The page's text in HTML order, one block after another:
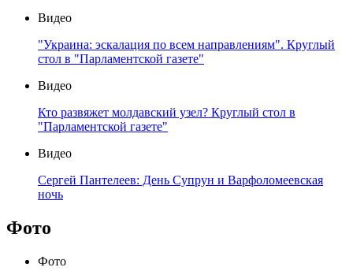
Видео
"Украина: эскалация по всем направлениям". Круглый
стол в "Парламентской газете"
Видео
Кто развяжет молдавский узел? Круглый стол в
"Парламентской газете"
Видео
Сергей Пантелеев: День Супрун и Варфоломеевская
ночь
Фото
Фото